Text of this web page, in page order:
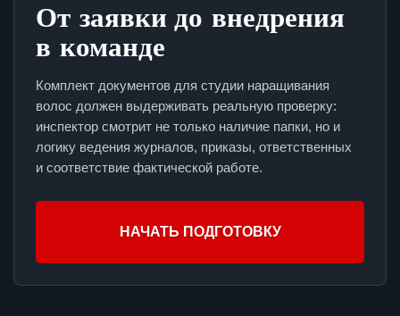
От заявки до внедрения
в команде
Комплект документов для студии наращивания
волос должен выдерживать реальную проверку:
инспектор смотрит не только наличие папки, но и
логику ведения журналов, приказы, ответственных
и соответствие фактической работе.
НАЧАТЬ ПОДГОТОВКУ